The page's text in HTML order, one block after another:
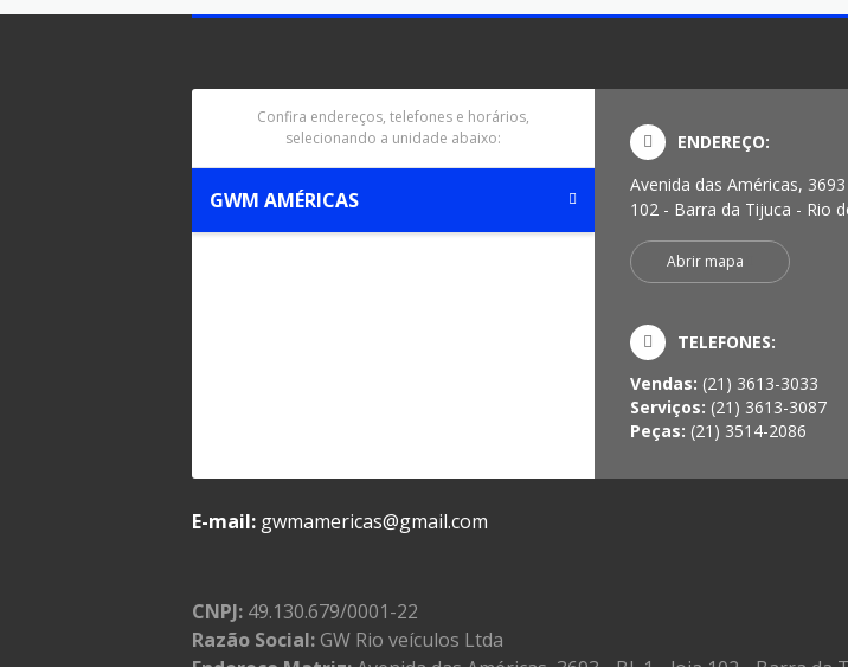
Confira endereços, telefones e horários,
selecionando a unidade abaixo:
GWM AMÉRICAS
ENDEREÇO:
Avenida das Américas,
102 - Barra da Tijuca - Rio
Abrir mapa
TELEFONES:
Vendas: (21) 3613-3033
Serviços: (21) 3613-3087
Peças: (21) 3514-2086
E-mail: gwmamericas@gmail.com
CNPJ: 49.130.679/0001-22
Razão Social: GW Rio veículos Ltda